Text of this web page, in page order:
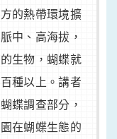
的熱帶環境擴
中、高海拔，
生物，蝴蝶就
種以上。講者
蝶調查部分，
在蝴蝶生態的